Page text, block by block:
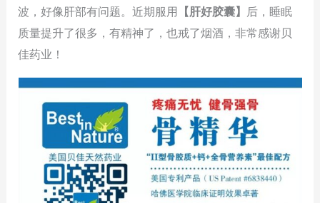
波，好像肝部有问题。近期服用 【肝好胶囊】 后，睡眠
质量提升了很多，有精神了，也戒了烟酒，非常感谢贝
佳药业！